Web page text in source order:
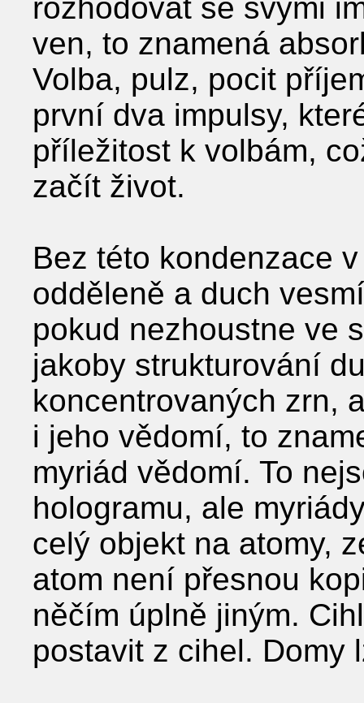
rozhodovat se svými
ven, to znamená
Volba, pulz, pocit
první dva impulsy,
příležitost k volbám,
začít život.
Bez této kondenzace
odděleně a duch
pokud nezhoustne ve
jakoby strukturování
koncentrovaných zrn,
i jeho vědomí, to
myriád vědomí. To
hologramu, ale
celý objekt na atomy,
atom není přesnou
něčím úplně jiným.
postavit z cihel. Domy